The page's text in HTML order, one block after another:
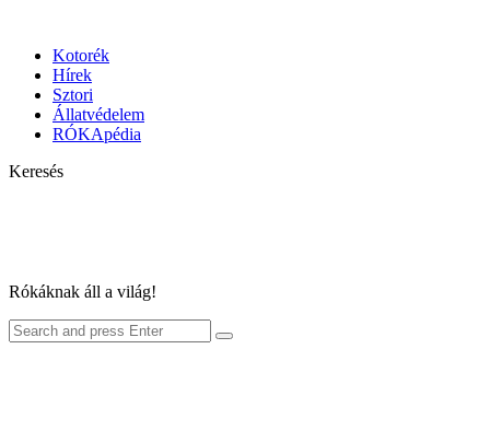
Kotorék
Hírek
Sztori
Állatvédelem
RÓKApédia
Keresés
Rókáknak áll a világ!
Search
for:
Search